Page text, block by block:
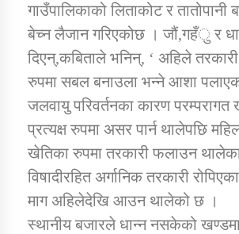
कार्यक्रम कार्यान्वयन एकाई
कर्णाली प्राविधि शिक्षालय
गाउँपालिकाको लिताकोट र तातोपानी
बेच्न लैजान गरिएकोछ । जौं,गहँु र
दिएन्,कबिताले भनिन्, ‘ अहिले
रुपमा सबल बनाउला भन्ने आशा
जलवायु परिवर्तनका कारण परम्परागत
प्रत्यक्ष रुपमा असर पार्न थालेपछि
खेतिका रुपमा तरकारी फलाउन
विषादीरहित अर्गानिक तरकारी
माग अहिलेदेखि आउन थालेको छ ।
स्थानीय बजारले धान्न नसकेको